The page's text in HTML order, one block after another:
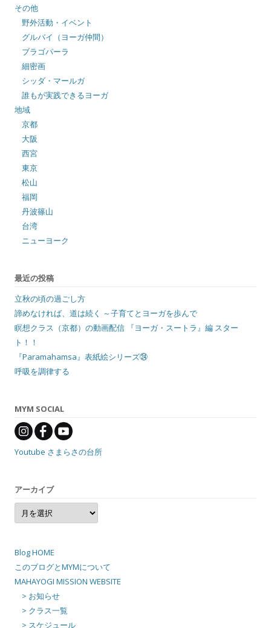
その他
野外活動・イベント
グルバイ（ヨーガ仲間）
ブラゴパーラ
細密画
シッダ・マールガ
誰もが実践できるヨーガ
地域
京都
大阪
西宮
東京
松山
福岡
丹波篠山
台湾
ニューヨーク
最近の投稿
立秋の頃の過ごし方
諦めなければ、道は続く ～子育てとヨーガを歩んで
瞑想クラス（京都）の動画配信 『ヨーガ・スートラ』編 スター
ト！！
『Paramahamsa』表紙絵シリーズ㉔
呼吸を調律する
MYM SOCIAL
Youtube さまらさの台所
アーカイブ
ア
ー
カ
Blog HOME
このブログとMYMについて
MAHAYOGI MISSION WEBSITE
> お知らせ
> クラス一覧
> スケジュール